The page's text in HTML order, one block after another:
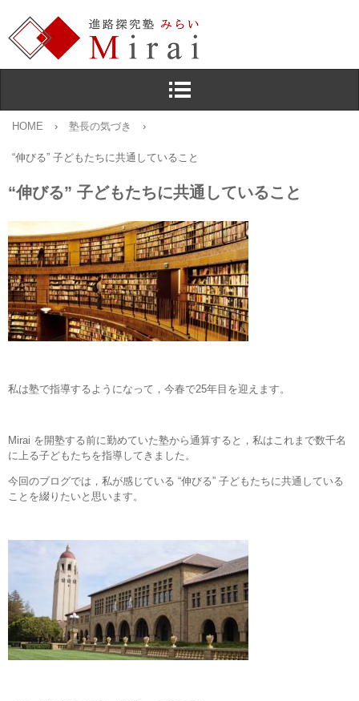
HOME › 塾長の気づき ›
“伸びる” 子どもたちに共通していること
“伸びる” 子どもたちに共通していること
私は塾で指導するようになって，今春で25年目を迎えます。
Mirai を開塾する前に勤めていた塾から通算すると，私はこれまで数千名
に上る子どもたちを指導してきました。
今回のブログでは，私が感じている “伸びる” 子どもたちに共通している
ことを綴りたいと思います。